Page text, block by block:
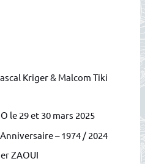
Kriger & Malcom Tiki
le 29 et 30 mars 2025
– 1974 / 2024
ZAOUI